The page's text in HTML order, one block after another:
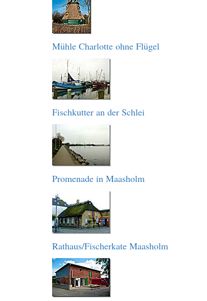
Mühle Charlotte ohne Flügel
Fischkutter an der Schlei
Promenade in Maasholm
Rathaus/Fischerkate Maasholm